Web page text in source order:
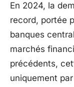
En 2024, la
record, portée
banques
marchés
précédents,
uniquement